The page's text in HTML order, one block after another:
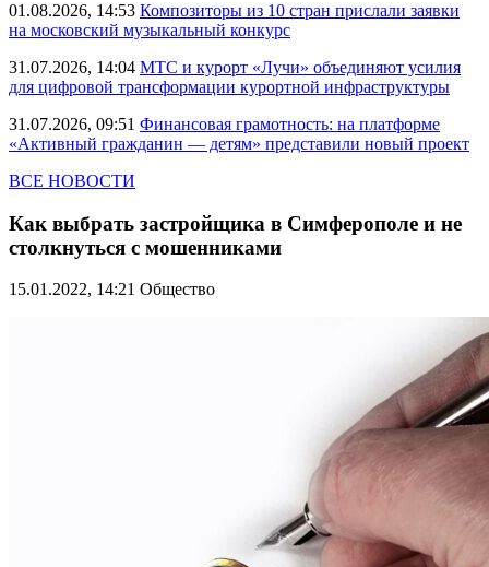
01.08.2026, 14:53 Композиторы из 10 стран прислали заявки
на московский музыкальный конкурс
31.07.2026, 14:04 МТС и курорт «Лучи» объединяют усилия
для цифровой трансформации курортной инфраструктуры
31.07.2026, 09:51 Финансовая грамотность: на платформе
«Активный гражданин — детям» представили новый проект
ВСЕ НОВОСТИ
Как выбрать застройщика в Симферополе и не
столкнуться с мошенниками
15.01.2022, 14:21 Общество